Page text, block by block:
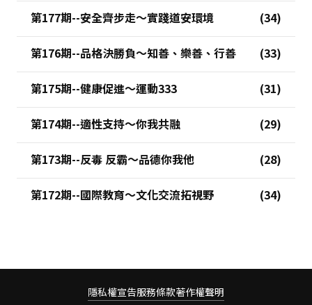
第177期--安全齊步走～實踐道安環境
第176期--品格決勝負～知善、樂善、行善
第175期--健康促進～運動333
第174期--適性支持～你我共融
第173期--反毒 反霸～品德你我他
第172期--國際教育～文化交流拓視野
隱私權宣告服務條款著作權聲明